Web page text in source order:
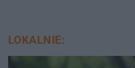
LOKALNIE: